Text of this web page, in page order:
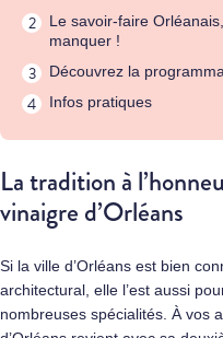
Le savoir-faire
manquer !
Découvrez la
Infos pratiques
La tradition à
vinaigre d’Orléans
Si la ville d’Orléans est bien
architectural, elle l’est aussi
nombreuses spécialités. À vos